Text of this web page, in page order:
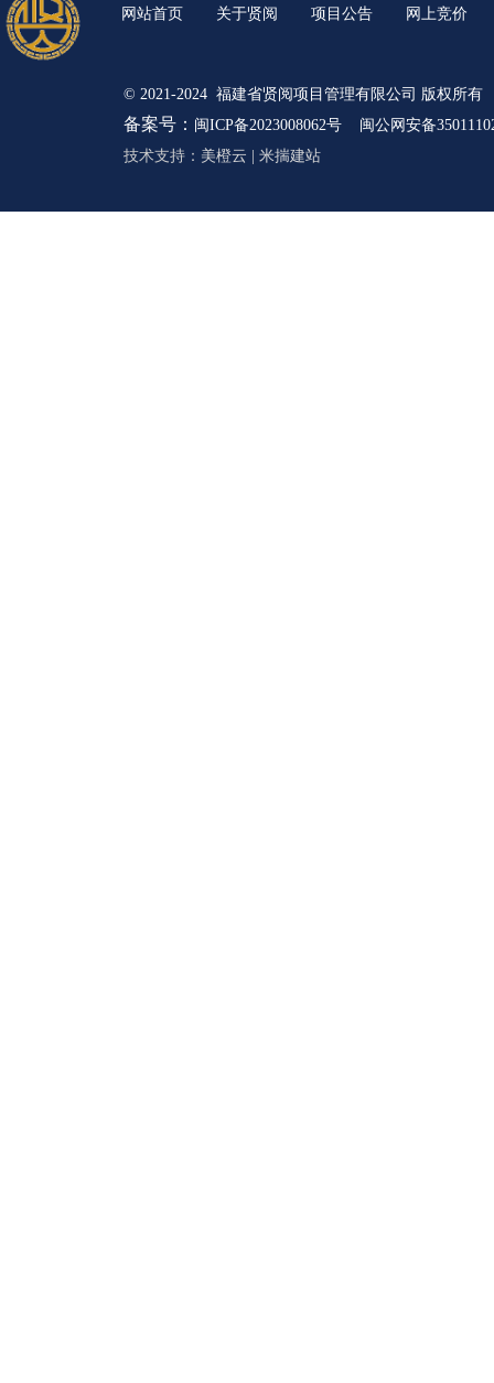
© 2021-2024 福建省贤阅项目管理有限公司 版权所有
备案号： 闽ICP备2023008062号
闽公网安备
技术支持： 美橙云 米揣建站
网站首页 关于贤阅 项目公告 网上竞价